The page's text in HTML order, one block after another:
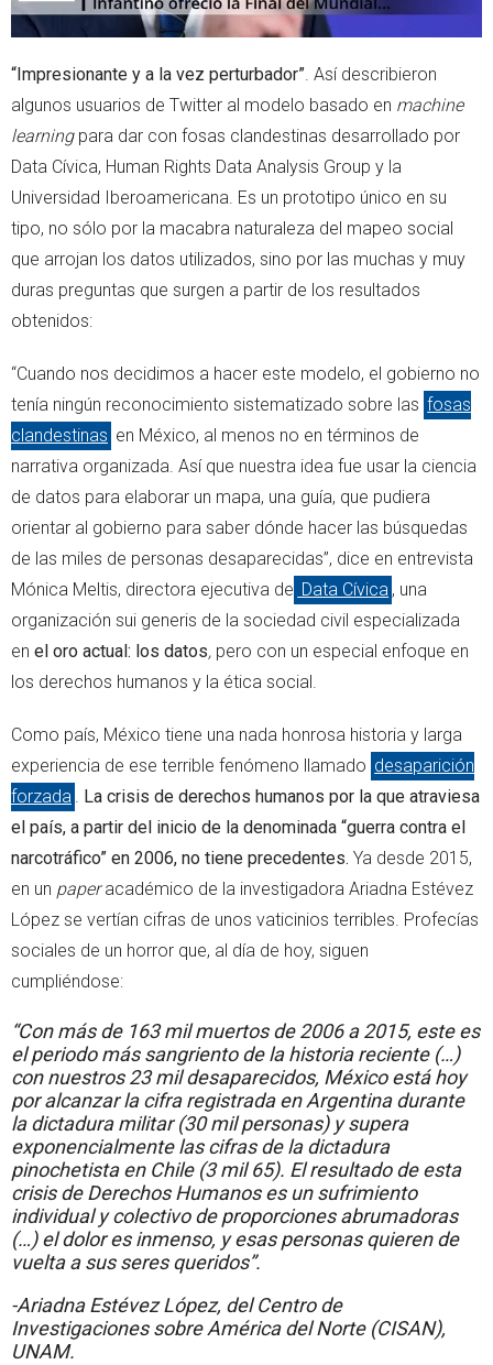
“Impresionante y a la vez perturbador”. Así describieron
algunos usuarios de Twitter al modelo basado en machine
learningpara dar con fosas clandestinas desarrollado por
Data Cívica, Human Rights Data Analysis Group y la
Universidad Iberoamericana. Es un prototipo único en su
tipo, no sólo por la macabra naturaleza del mapeo social
que arrojan los datos utilizados, sino por las muchas y muy
duras preguntas que surgen a partir de los resultados
obtenidos:
“Cuando nos decidimos a hacer este modelo, el gobierno no
tenía ningún reconocimiento sistematizado sobre las fosas
clandestinas en México, al menos no en términos de
narrativa organizada. Así que nuestra idea fue usar la ciencia
de datos para elaborar un mapa, una guía, que pudiera
orientar al gobierno para saber dónde hacer las búsquedas
de las miles de personas desaparecidas”, dice en entrevista
Mónica Meltis, directora ejecutiva de Data Cívica , una
organización sui generis de la sociedad civil especializada
en el oro actual: los datos, pero con un especial enfoque en
los derechos humanos y la ética social.
Como país, México tiene una nada honrosa historia y larga
experiencia de ese terrible fenómeno llamado desaparición
forzada . La crisis de derechos humanos por la que atraviesa
el país, a partir del inicio de la denominada “guerra contra el
narcotráfico” en 2006, no tiene precedentes. Ya desde 2015,
en un paperacadémico de la investigadora Ariadna Estévez
López se vertían cifras de unos vaticinios terribles. Profecías
sociales de un horror que, al día de hoy, siguen
cumpliéndose:
“Con más de 163 mil muertos de 2006 a 2015, este es
el periodo más sangriento de la historia reciente (…)
con nuestros 23 mil desaparecidos, México está hoy
por alcanzar la cifra registrada en Argentina durante
la dictadura militar (30 mil personas) y supera
exponencialmente las cifras de la dictadura
pinochetista en Chile (3 mil 65). El resultado de esta
crisis de Derechos Humanos es un sufrimiento
individual y colectivo de proporciones abrumadoras
(…) el dolor es inmenso, y esas personas quieren de
vuelta a sus seres queridos”.
-Ariadna Estévez López, del Centro de
Investigaciones sobre América del Norte (CISAN),
UNAM.